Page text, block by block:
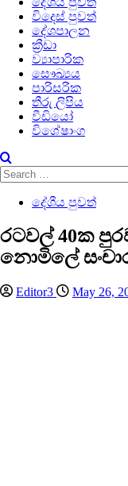
විදෙස් පුවත්
දේශපාලන
ක්‍රීඩා
ව්‍යාපාරික
සෞඛ්‍යය
පාරිසරික
තීරු ලිපිය
වීඩියෝ
විශේෂාංග
Search
for:
දේශීය පුවත්
රටවල් 40ක
නොමිලේ
Editor3 May 26,